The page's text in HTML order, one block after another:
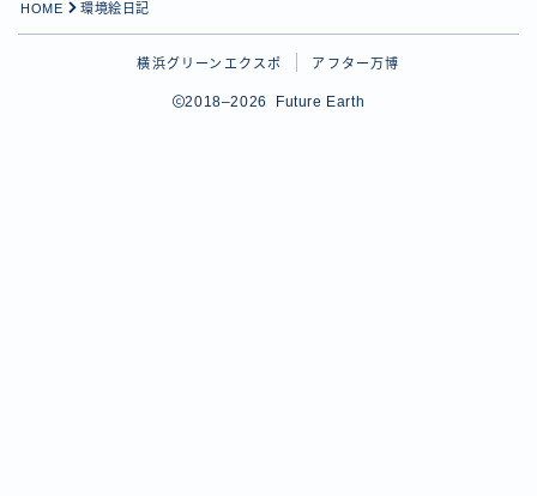
HOME 環境絵日記
横浜グリーンエクスポ アフター万博
2018–2026 Future Earth